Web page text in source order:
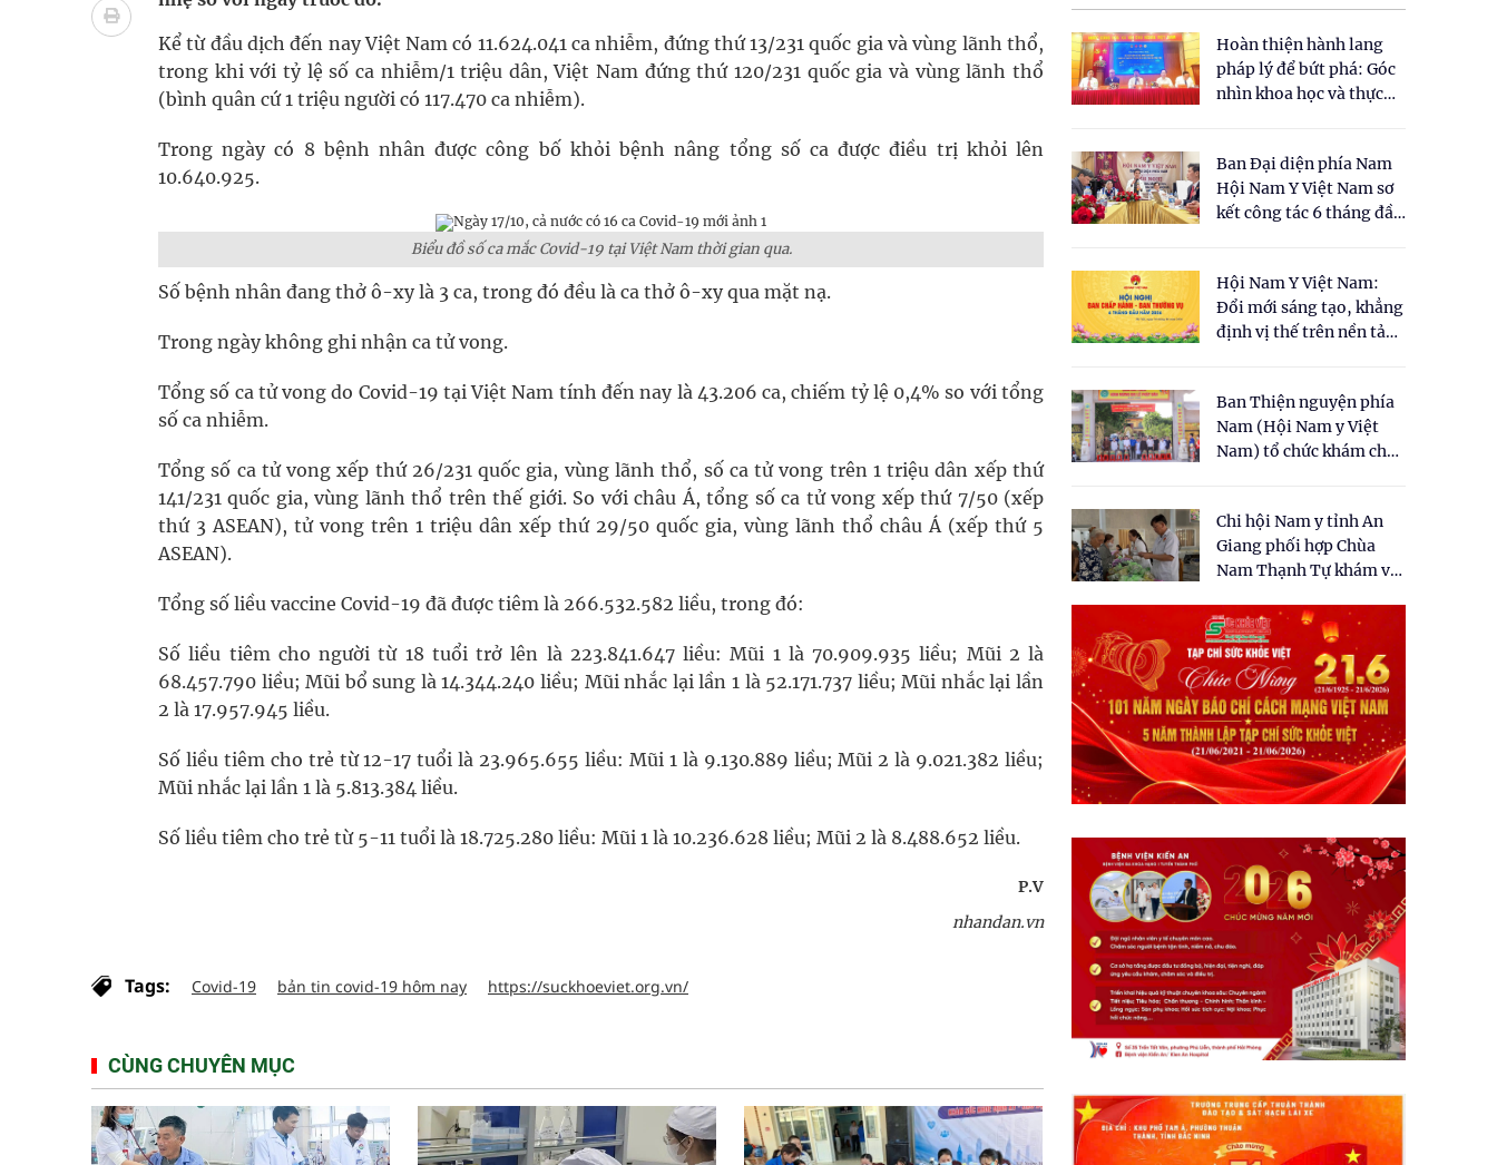
Cách âm nhạc trị liệu được “đo ni đóng giày”
Dự báo thời tiết ngày 08/8/2026: Bắc Bộ nắng nóng, nhiệt độ cao nhất 35 độ
Cảnh báo 3 thời điểm nguy hiểm trong ngày dễ xảy ra đột qụy
Kể từ đầu dịch đến nay Việt Nam có 11.624.041 ca nhiễm, đứng thứ 13/231 quốc gia và vùng lãnh thổ,
trong khi với tỷ lệ số ca nhiễm/1 triệu dân, Việt Nam đứng thứ 120/231 quốc gia và vùng lãnh thổ
(bình quân cứ 1 triệu người có 117.470 ca nhiễm).
Trong ngày có 8 bệnh nhân được công bố khỏi bệnh nâng tổng số ca được điều trị khỏi lên
10.640.925.
Biểu đồ số ca mắc Covid-19 tại Việt Nam thời gian qua.
Số bệnh nhân đang thở ô-xy là 3 ca, trong đó đều là ca thở ô-xy qua mặt nạ.
Trong ngày không ghi nhận ca tử vong.
Tổng số ca tử vong do Covid-19 tại Việt Nam tính đến nay là 43.206 ca, chiếm tỷ lệ 0,4% so với tổng
số ca nhiễm.
Tổng số ca tử vong xếp thứ 26/231 quốc gia, vùng lãnh thổ, số ca tử vong trên 1 triệu dân xếp thứ
141/231 quốc gia, vùng lãnh thổ trên thế giới. So với châu Á, tổng số ca tử vong xếp thứ 7/50 (xếp
thứ 3 ASEAN), tử vong trên 1 triệu dân xếp thứ 29/50 quốc gia, vùng lãnh thổ châu Á (xếp thứ 5
ASEAN).
Tổng số liều vaccine Covid-19 đã được tiêm là 266.532.582 liều, trong đó:
Số liều tiêm cho người từ 18 tuổi trở lên là 223.841.647 liều: Mũi 1 là 70.909.935 liều; Mũi 2 là
68.457.790 liều; Mũi bổ sung là 14.344.240 liều; Mũi nhắc lại lần 1 là 52.171.737 liều; Mũi nhắc lại lần
2 là 17.957.945 liều.
Số liều tiêm cho trẻ từ 12-17 tuổi là 23.965.655 liều: Mũi 1 là 9.130.889 liều; Mũi 2 là 9.021.382 liều;
Mũi nhắc lại lần 1 là 5.813.384 liều.
Số liều tiêm cho trẻ từ 5-11 tuổi là 18.725.280 liều: Mũi 1 là 10.236.628 liều; Mũi 2 là 8.488.652 liều.
P.V
nhandan.vn
Tags: Covid-19 bản tin covid-19 hôm nay https://suckhoeviet.org.vn/
CÙNG CHUYÊN MỤC
Hoàn thiện hành lang
pháp lý để bứt phá: Góc
nhìn khoa học và thực
cho Luật Y dược cổ
truyền Việt Nam"
Ban Đại diện phía Nam
Hội Nam Y Việt Nam sơ
kết công tác 6 tháng đầu
Hội Nam Y Việt Nam:
Đổi mới sáng tạo, khẳng
định vị thế trên nền tảng
Ban Thiện nguyện phía
Nam (Hội Nam y Việt
Nam) tổ chức khám chữa
dân tại xã Tân Tập
Chi hội Nam y tỉnh An
Giang phối hợp Chùa
Nam Thạnh Tự khám và
nhân dân